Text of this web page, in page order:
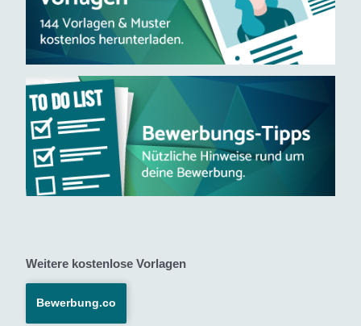
Weitere kostenlose Vorlagen
Bewerbung.co